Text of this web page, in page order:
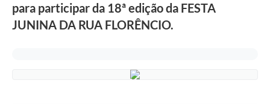
para participar da 18ª edição da FESTA
JUNINA DA RUA FLORÊNCIO.